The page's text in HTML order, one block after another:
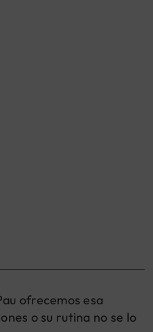
ofrecemos esa
o su rutina no se lo